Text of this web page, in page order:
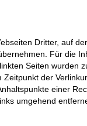
Dritter, auf
Für die
Seiten wurden
der
einer
umgehend